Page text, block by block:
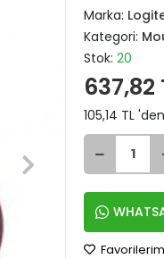
Marka:
Kategori:
Stok: 20
637,82
105,14 TL